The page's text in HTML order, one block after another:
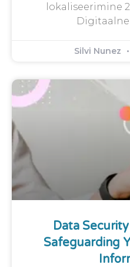
lokaliseerimine
Silvi Nunez
Data
Safeguarding